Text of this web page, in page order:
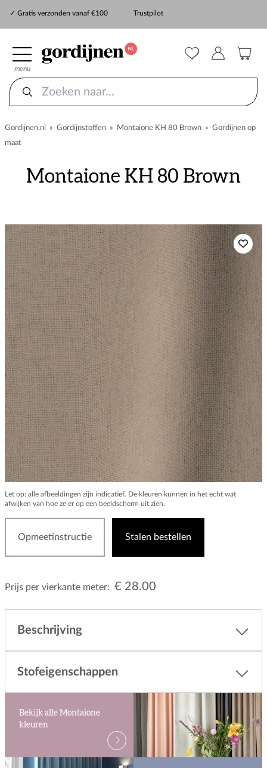
✓ Gratis verzonden vanaf €100
Trustpilot
menu
Gordijnen.nl » Gordijnstoffen » Montaione KH 80 Brown » Gordijnen op
maat
Montaione KH 80 Brown
Let op: alle afbeeldingen zijn indicatief. De kleuren kunnen in het echt wat
afwijken van hoe ze er op een beeldscherm uit zien.
Opmeetinstructie Stalen bestellen
Prijs per vierkante meter: € 28.00
Beschrijving
Stofeigenschappen
Bekijk alle Montaione
kleuren